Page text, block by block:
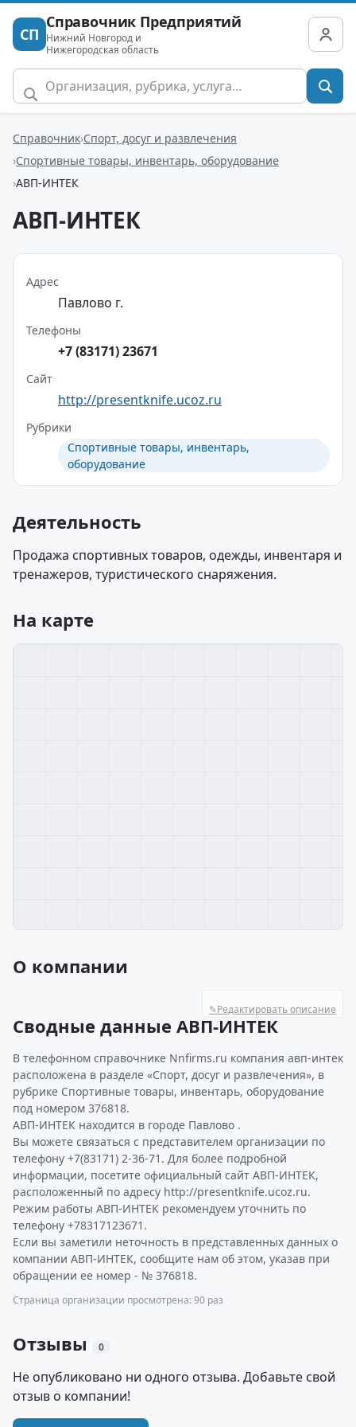
СП
Справочник Предприятий
Нижний Новгород и
Нижегородская область
Справочник Спорт, досуг и развлечения
Спортивные товары, инвентарь, оборудование
АВП-ИНТЕК
АВП-ИНТЕК
Адрес
Павлово г.
Телефоны
+7 (83171) 23671
Сайт
http://presentknife.ucoz.ru
Рубрики
Спортивные товары, инвентарь,
оборудование
Деятельность
Продажа спортивных товаров, одежды, инвентаря и
тренажеров, туристического снаряжения.
На карте
О компании
✎Редактировать описание
Сводные данные АВП-ИНТЕК
В телефонном справочнике Nnfirms.ru компания авп-интек
расположена в разделе «Спорт, досуг и развлечения», в
рубрике Спортивные товары, инвентарь, оборудование
под номером 376818.
АВП-ИНТЕК находится в городе Павлово .
Вы можете связаться с представителем организации по
телефону +7(83171) 2-36-71. Для более подробной
информации, посетите официальный сайт АВП-ИНТЕК,
расположенный по адресу http://presentknife.ucoz.ru.
Режим работы АВП-ИНТЕК рекомендуем уточнить по
телефону +78317123671.
Если вы заметили неточность в представленных данных о
компании АВП-ИНТЕК, сообщите нам об этом, указав при
обращении ее номер - № 376818.
Страница организации просмотрена: 90 раз
Отзывы 0
Не опубликовано ни одного отзыва. Добавьте свой
отзыв о компании!